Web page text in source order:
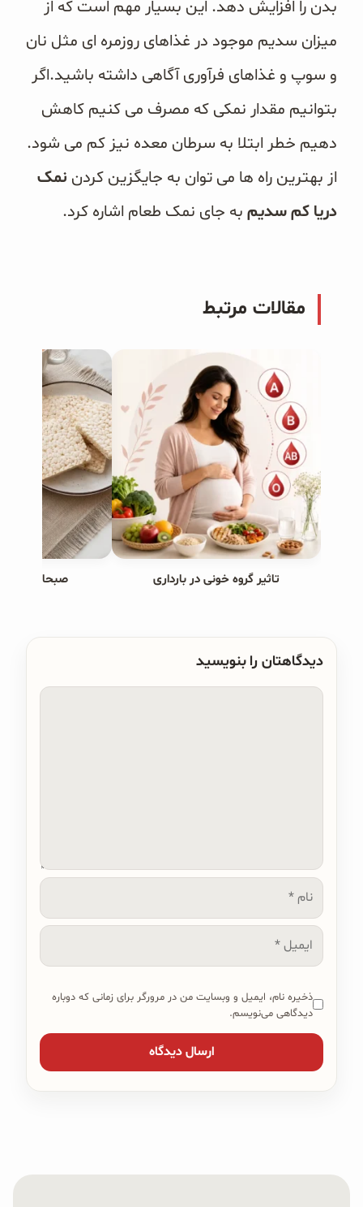
بدن را افزایش دهد. این بسیار مهم است که از
میزان سدیم موجود در غذاهای روزمره ای مثل نان
و سوپ و غذاهای فرآوری آگاهی داشته باشید.اگر
بتوانیم مقدار نمکی که مصرف می کنیم کاهش
دهیم خطر ابتلا به سرطان معده نیز کم می شود.
از بهترین راه ها می توان به جایگزین کردن نمک
دریا کم سدیم به جای نمک طعام اشاره کرد.
مقالات مرتبط
تاثیر گروه خونی در بارداری صبحانه های
دیدگاهتان را بنویسید
نام
ایمیل
ذخیره نام، ایمیل و وبسایت من در مرورگر برای زمانی که دوباره
دیدگاهی می‌نویسم.